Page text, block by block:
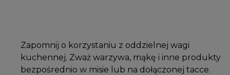
Zapomnij o korzystaniu z oddzielnej wagi
kuchennej. Zważ warzywa, mąkę i inne produkty
bezpośrednio w misie lub na dołączonej tacce.